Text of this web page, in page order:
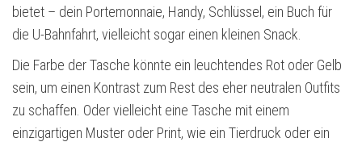
bietet – dein Portemonnaie, Handy, Schlüssel, ein Buch für
die U-Bahnfahrt, vielleicht sogar einen kleinen Snack.
Die Farbe der Tasche könnte ein leuchtendes Rot oder Gelb
sein, um einen Kontrast zum Rest des eher neutralen Outfits
zu schaffen. Oder vielleicht eine Tasche mit einem
einzigartigen Muster oder Print, wie ein Tierdruck oder ein